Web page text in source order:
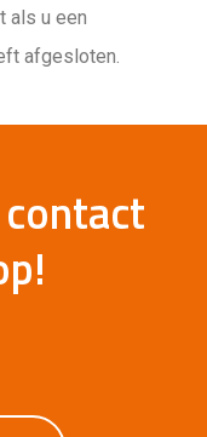
als u een
afgesloten.